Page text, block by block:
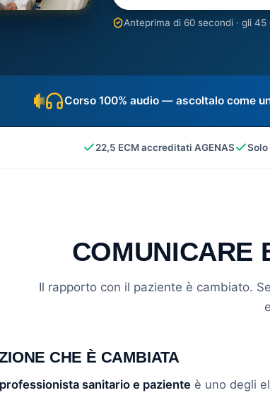
Anteprima di 60 secondi · gli
Corso 100% audio — ascoltalo come
22,5 ECM accreditati AGENAS Solo
COMUNICARE
Il rapporto con il paziente è cambiato.
CHE È CAMBIATA
professionista sanitario e paziente è uno degli